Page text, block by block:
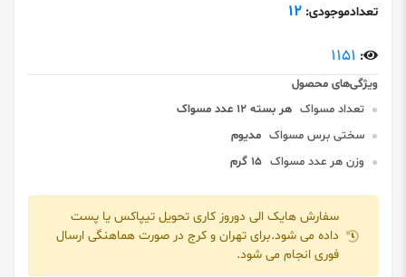
تعدادموجودی: 12
:
1151
تعداد مسواک هر بسته 12 عدد مسواک
سختی برس مسواک مدیوم
وزن هر عدد مسواک 15 گرم
سفارش هایک الی دوروز کاری تحویل تیپاکس یا پست
داده می شود.برای تهران و کرج در صورت هماهنگی ارسال
فوری انجام می شود.